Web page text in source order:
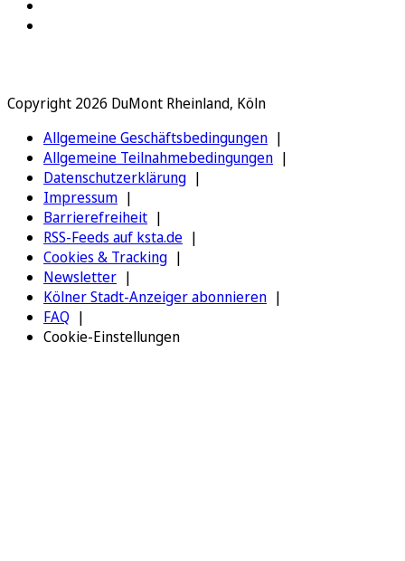
Copyright 2026 DuMont Rheinland, Köln
Allgemeine Geschäftsbedingungen
Allgemeine Teilnahmebedingungen
Datenschutzerklärung
Impressum
Barrierefreiheit
RSS-Feeds auf ksta.de
Cookies & Tracking
Newsletter
Kölner Stadt-Anzeiger abonnieren
FAQ
Cookie-Einstellungen